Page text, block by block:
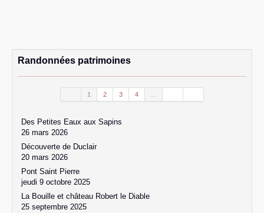
Randonnées patrimoines
1 2 3 4
Des Petites Eaux aux Sapins
26 mars 2026
Découverte de Duclair
20 mars 2026
Pont Saint Pierre
jeudi 9 octobre 2025
La Bouille et château Robert le Diable
25 septembre 2025